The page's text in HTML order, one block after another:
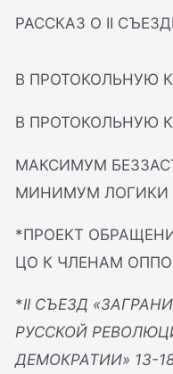
РАССКАЗ О II
В ПРОТОКОЛЬНУЮ
В ПРОТОКОЛЬНУЮ
МАКСИМУМ
МИНИМУМ ЛОГИКИ
*ПРОЕКТ
ЦО К ЧЛЕНАМ
*II СЪЕЗД
РУССКОЙ
ДЕМОКРАТИИ» 13-18